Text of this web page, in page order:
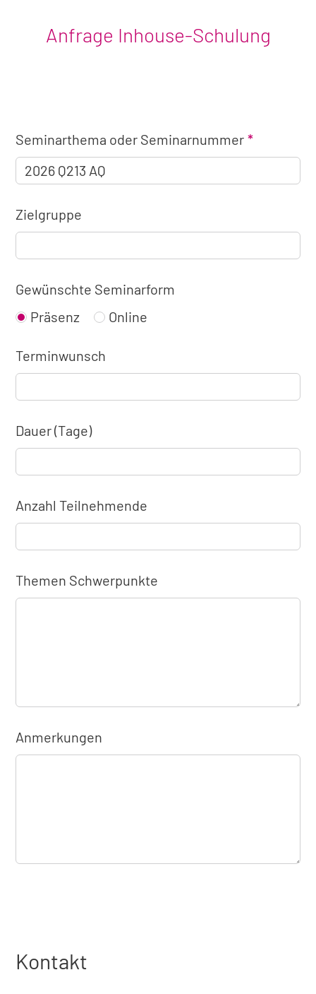
Anfrage Inhouse-Schulung
Angaben
zum
Seminar
Seminarthema oder Seminarnummer
Zielgruppe
Gewünschte Seminarform
Präsenz
Online
Terminwunsch
Dauer (Tage)
Anzahl Teilnehmende
Themen Schwerpunkte
Anmerkungen
Kontakt